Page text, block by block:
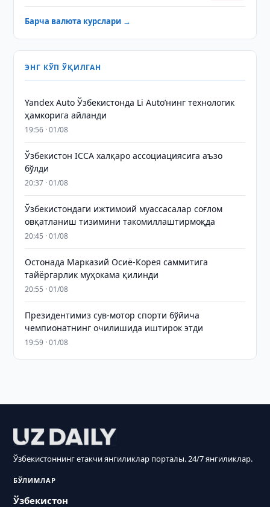
Барча валюта курслари →
ЭНГ КЎП ЎҚИЛГАН
Yandex Auto Ўзбекистонда Li Auto’нинг технологик
ҳамкорига айланди
19:56 · 01/08
Ўзбекистон ICCA халқаро ассоциациясига аъзо
бўлди
20:37 · 01/08
Ўзбекистондаги ижтимоий муассасалар соғлом
овқатланиш тизимини такомиллаштирмоқда
20:45 · 01/08
Остонада Марказий Осиё-Корея саммитига
тайёргарлик муҳокама қилинди
20:55 · 01/08
Президентимиз сув-мотор спорти бўйича
чемпионатнинг очилишида иштирок этди
19:59 · 01/08
Ўзбекистоннинг етакчи янгиликлар порталы. 24/7 янгиликлар.
БЎЛИМЛАР
Ўзбекистон